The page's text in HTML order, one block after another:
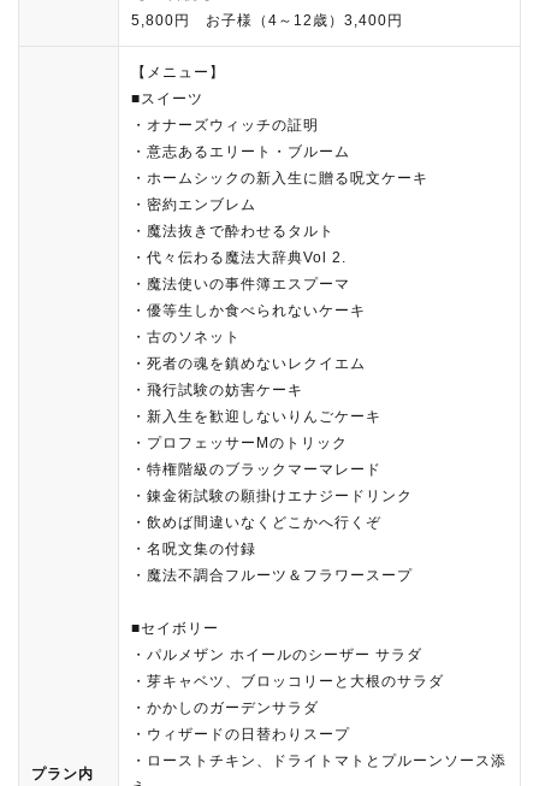
5,800円 お子様（4～12歳）3,400円
プラン内
【メニュー】
■スイーツ
・オナーズウィッチの証明
・意志あるエリート・ブルーム
・ホームシックの新入生に贈る呪文ケーキ
・密約エンブレム
・魔法抜きで酔わせるタルト
・代々伝わる魔法大辞典Vol 2.
・魔法使いの事件簿エスプーマ
・優等生しか食べられないケーキ
・古のソネット
・死者の魂を鎮めないレクイエム
・飛行試験の妨害ケーキ
・新入生を歓迎しないりんごケーキ
・プロフェッサーMのトリック
・特権階級のブラックマーマレード
・錬金術試験の願掛けエナジードリンク
・飲めば間違いなくどこかへ行くぞ
・名呪文集の付録
・魔法不調合フルーツ＆フラワースープ
■セイボリー
・パルメザン ホイールのシーザー サラダ
・芽キャベツ、ブロッコリーと大根のサラダ
・かかしのガーデンサラダ
・ウィザードの日替わりスープ
・ローストチキン、ドライトマトとプルーンソース添